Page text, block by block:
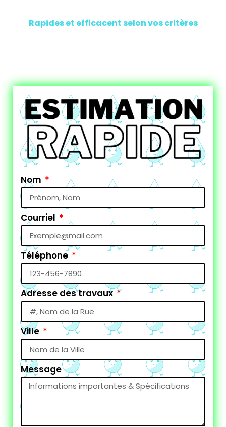
Rapides et efficacent selon vos critères
Nom
Courriel
Téléphone
Adresse des travaux
Ville
Message